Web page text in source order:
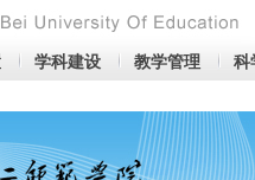
学科建设 教学管理 科